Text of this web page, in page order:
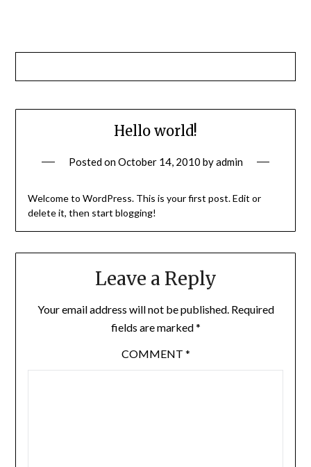
Hello world!
Posted onOctober 14, 2010 byadmin
Welcome to WordPress. This is your first post. Edit or
delete it, then start blogging!
Leave a Reply
Your email address will not be published. Required
fields are marked*
COMMENT *